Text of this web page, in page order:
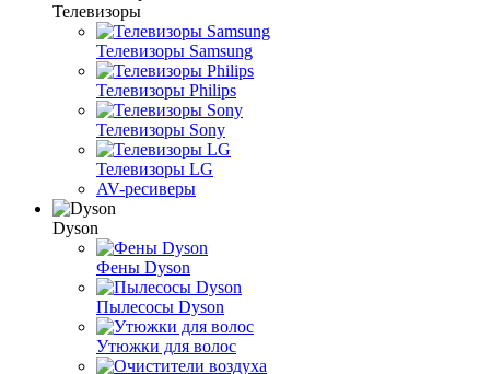
Телевизоры
Телевизоры Samsung
Телевизоры Philips
Телевизоры Sony
Телевизоры LG
AV-ресиверы
Dyson
Фены Dyson
Пылесосы Dyson
Утюжки для волос